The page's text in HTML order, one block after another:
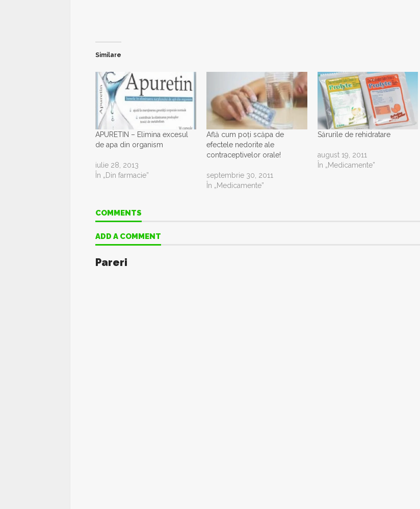
Similare
APURETIN – Elimina excesul
de apa din organism
iulie 28, 2013
În „Din farmacie”
Află cum poți scăpa de
efectele nedorite ale
contraceptivelor orale!
septembrie 30, 2011
În „Medicamente”
Sărurile de rehidratare
august 19, 2011
În „Medicamente”
COMMENTS
ADD A COMMENT
Pareri